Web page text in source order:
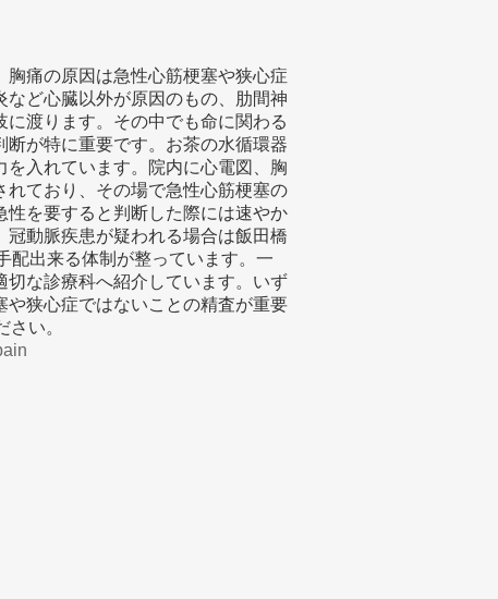
痛の原因は急性心筋梗塞や狭心症
ど心臓以外が原因のもの、肋間神
渡ります。その中でも命に関わる
が特に重要です。お茶の水循環器
入れています。院内に心電図、胸
ており、その場で急性心筋梗塞の
を要すると判断した際には速やか
動脈疾患が疑われる場合は飯田橋
配出来る体制が整っています。一
な診療科へ紹介しています。いず
狭心症ではないことの精査が重要
い。